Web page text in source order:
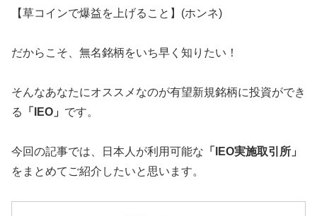
【草コインで爆益を上げること】(ホンネ)
だからこそ、無名銘柄をいち早く知りたい！
そんなあなたにオススメなのが有望新規銘柄に投資ができ
る
「IEO」 です。
今回の記事では、日本人が利用可能な 「IEO実施取引所」
をまとめてご紹介したいと思います。